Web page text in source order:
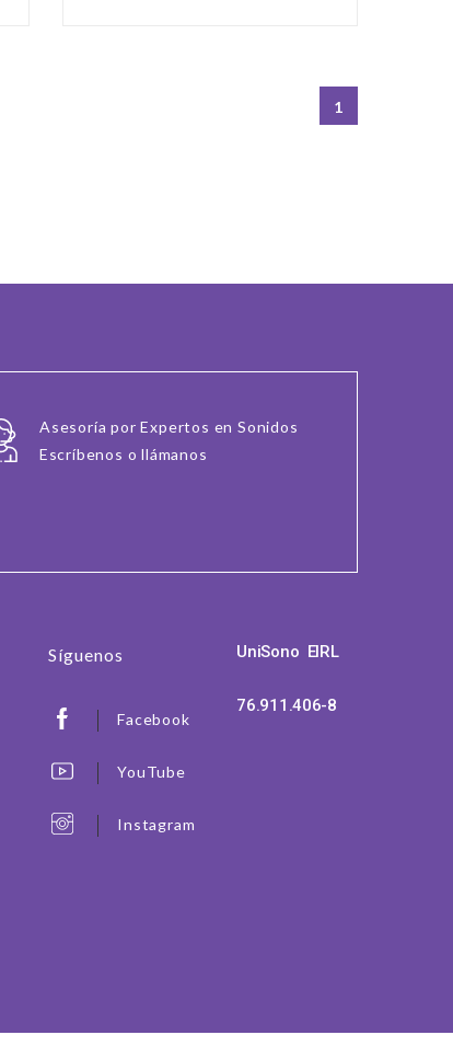
1
Asesoría por Expertos en Sonidos
Escríbenos o llámanos
Síguenos
Facebook
YouTube
Instagram
UniSono EIRL
76.911.406-8